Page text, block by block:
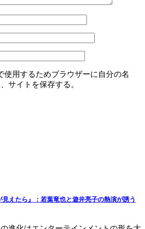
使用するためブラウザーに自分の名
サイトを保存する。
えたら』：若葉竜也と遊井亮子の熱演が誘う